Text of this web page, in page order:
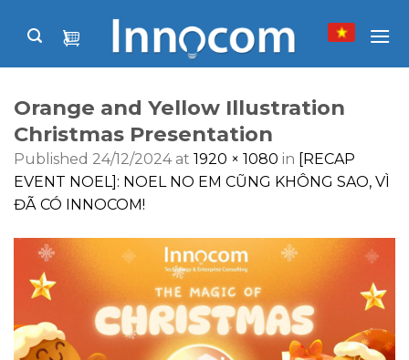
Orange and Yellow Illustration
Christmas Presentation
Published 24/12/2024at 1920 × 1080 in [RECAP
EVENT NOEL]: NOEL NO EM CŨNG KHÔNG SAO, VÌ
ĐÃ CÓ INNOCOM!